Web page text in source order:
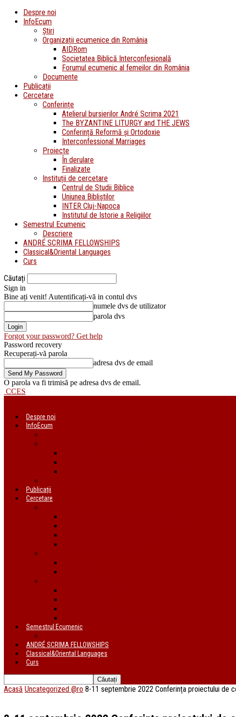
Despre noi
InfoEcum
Știri
Organizații ecumenice din România
AIDRom
Societatea Biblică Interconfesională
Forumul ecumenic al femeilor din România
Documente
Publicații
Cercetare
Conferințe
Atelierul bursierilor André Scrima 2021
The BYZANTINE LITURGY and THE JEWS
Conferință Reformă și Ortodoxie
Interconfessional Marriages
Proiecte
În derulare
Finalizate
Instituții de cercetare
Centrul de Studii Biblice
Uniunea Bibliștilor
INTER Cluj-Napoca
Institutul de Istorie a Religiilor
Semestrul Ecumenic
Descriere
ANDRÉ SCRIMA FELLOWSHIPS
Classical&Oriental Languages
Curs
Căutați
Sign in
Bine ați venit! Autentificați-vă in contul dvs
numele dvs de utilizator
parola dvs
Forgot your password? Get help
Password recovery
Recuperați-vă parola
adresa dvs de email
O parola va fi trimisă pe adresa dvs de email.
CCES
Despre noi
InfoEcum
Publicații
Cercetare
Semestrul Ecumenic
ANDRÉ SCRIMA FELLOWSHIPS
Classical&Oriental Languages
Curs
Acasă Uncategorized @ro 8-11 septembrie 2022 Conferința proiectului de